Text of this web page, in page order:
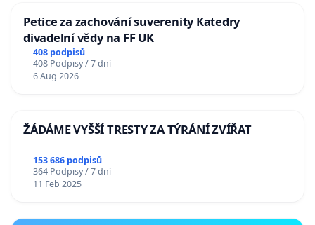
Petice za zachování suverenity Katedry
divadelní vědy na FF UK
408 podpisů
408 Podpisy / 7 dní
6 Aug 2026
ŽÁDÁME VYŠŠÍ TRESTY ZA TÝRÁNÍ ZVÍŘAT
153 686 podpisů
364 Podpisy / 7 dní
11 Feb 2025